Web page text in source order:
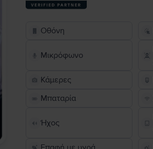
Οθόνη
Μικρόφωνο
Κάμερες
Μπαταρία
Ήχος